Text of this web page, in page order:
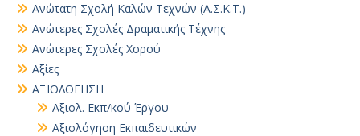
Ανώτατη Σχολή Καλών Τεχνών (Α.Σ.Κ.Τ.)
Ανώτερες Σχολές Δραματικής Τέχνης
Ανώτερες Σχολές Χορού
Αξίες
ΑΞΙΟΛΟΓΗΣΗ
Αξιολ. Εκπ/κού Έργου
Αξιολόγηση Εκπαιδευτικών